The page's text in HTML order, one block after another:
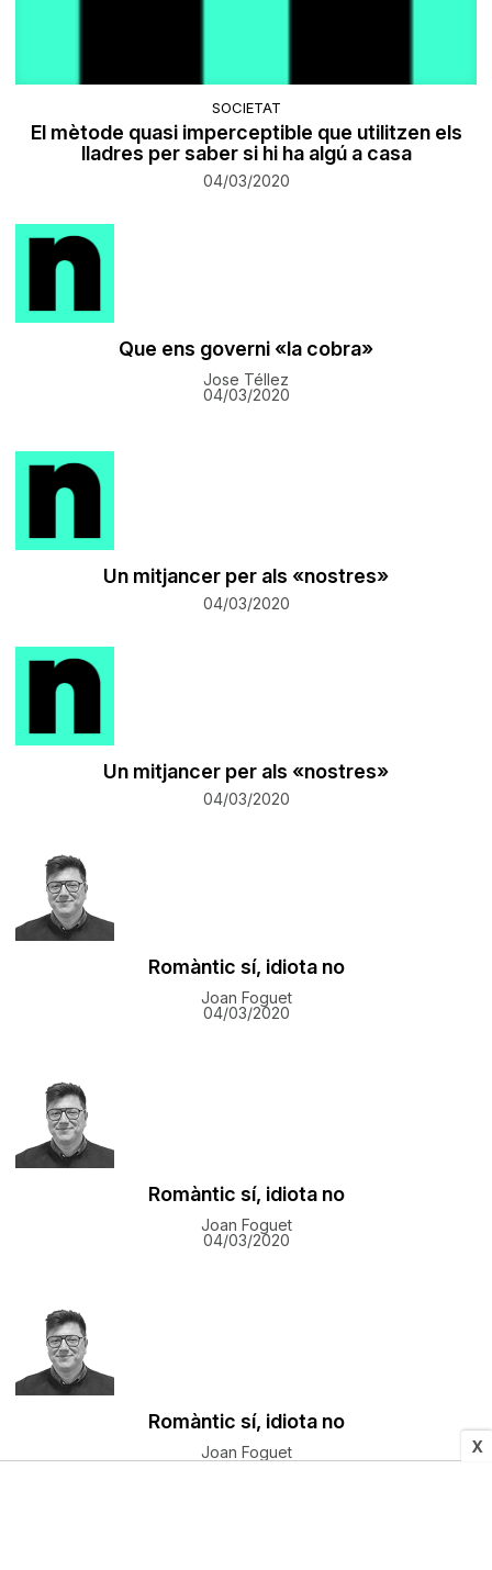
X
SOCIETAT
El mètode quasi imperceptible que utilitzen els
lladres per saber si hi ha algú a casa
04/03/2020
​Que ens governi «la cobra»
Jose Téllez
04/03/2020
Un mitjancer per als «nostres»
04/03/2020
Un mitjancer per als «nostres»
04/03/2020
Romàntic sí, idiota no
Joan Foguet
04/03/2020
Romàntic sí, idiota no
Joan Foguet
04/03/2020
Romàntic sí, idiota no
Joan Foguet
04/03/2020